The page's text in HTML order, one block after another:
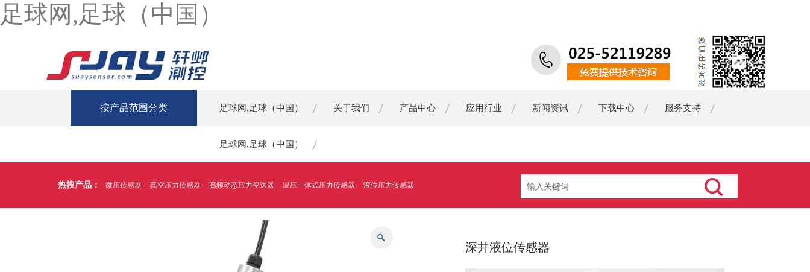
足球网,足球（中国）
按产品范围分类 足球网,足球（中国） 关于我们 产品中心 应用行业 新闻资讯 下载中心 服务支持
足球网,足球（中国）
热搜产品： 微压传感器 真空压力传感器 高频动态压力变送器 温压一体式压力传感器 液位压力传感器
深井液位传感器